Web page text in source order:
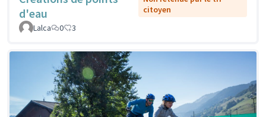
d'eau
citoyen
Lalca
0 3